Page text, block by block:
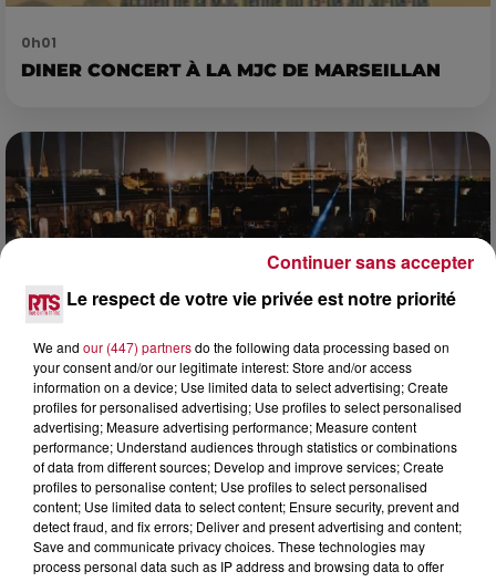
0h01
DINER CONCERT À LA MJC DE MARSEILLAN
6 août 2026
NÎMES : « LE RÊVE DU GLADIATEUR » INVESTIT
LES ARÈNES CES 3...
Après un franc succès l'été dernier, le spectacle « Le Rêve
du gladiateur » revient illuminer l'amphithéâtre romain les 6,
7 et 8 août. Une fresque nocturne...
Le respect de votre vie privée est notre priorité
We and our (447) partnersdo the following data processing based on
your consent and/or our legitimate interest: Store and/or access
information on a device; Use limited data to select advertising; Create
profiles for personalised advertising; Use profiles to select personalised
advertising; Measure advertising performance; Measure content
performance; Understand audiences through statistics or combinations
of data from different sources; Develop and improve services; Create
profiles to personalise content; Use profiles to select personalised
content; Use limited data to select content; Ensure security, prevent and
detect fraud, and fix errors; Deliver and present advertising and content;
Save and communicate privacy choices. These technologies may
process personal data such as IP address and browsing data to offer
Continuer sans accepter